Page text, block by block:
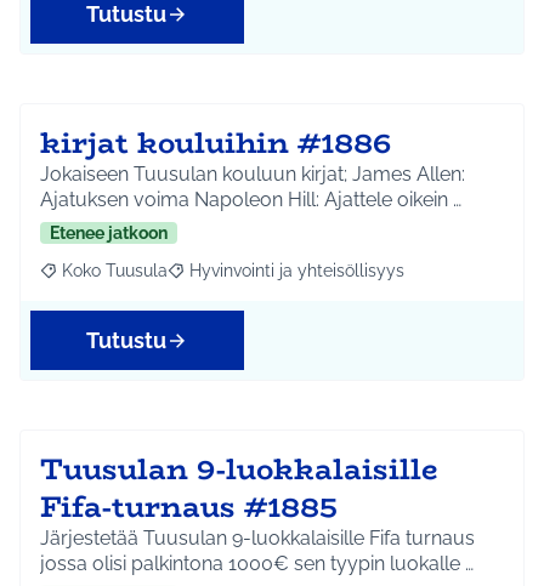
Tutustu
kirjat kouluihin #1886
Jokaiseen Tuusulan kouluun kirjat; James Allen:
Ajatuksen voima Napoleon Hill: Ajattele oikein …
Etenee jatkoon
Rajaa tulokset aihepiirin mukaan: Koko Tuusula
Koko Tuusula Rajaa tulokset teeman mukaan: Hyvinvointi ja
Hyvinvointi ja yhteisöllisyys
Tutustu
Tuusulan 9-luokkalaisille
Fifa-turnaus #1885
Järjestetää Tuusulan 9-luokkalaisille Fifa turnaus
jossa olisi palkintona 1000€ sen tyypin luokalle …